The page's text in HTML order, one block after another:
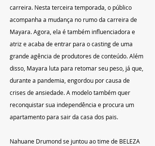
carreira. Nesta terceira temporada, o público
acompanha a mudança no rumo da carreira de
Mayara. Agora, ela é também influenciadora e
atriz e acaba de entrar para o casting de uma
grande agência de produtores de conteúdo. Além
disso, Mayara luta para retomar seu peso, já que,
durante a pandemia, engordou por causa de
crises de ansiedade. A modelo também quer
reconquistar sua independência e procura um
apartamento para sair da casa dos pais.
Nahuane Drumond se juntou ao time de BELEZA